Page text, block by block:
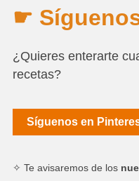
☛
¿Quieres enterarte
recetas?
Síguenos en
✧ Te avisaremos de los